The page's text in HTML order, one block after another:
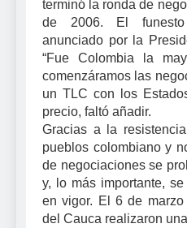
terminó la ronda de
de 2006. El
anunciado por la
“Fue Colombia la
comenzáramos las
un TLC con los
precio, faltó añadir.
Gracias a la
pueblos colombiano y
de negociaciones se
y, lo más importante,
en vigor. El 6 de
del Cauca realizaron